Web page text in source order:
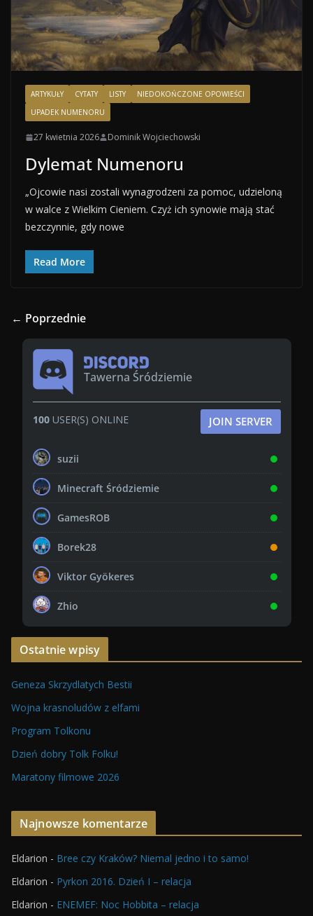
ARTYKUŁY CYTATY LISTY
NIEDOKOŃCZONE OPOWIEŚCI
UPADEK NUMENORU
27 kwietnia 2026 Dominik Wojciechowski
Dylemat Numenoru
„Ojcowie nasi zostali wynagrodzeni za pomoc, udzieloną
w walce z Wielkim Cieniem. Czyż ich synowie mają stać
bezczynnie, gdy nowe
Read More
← Poprzednie
Tawerna Śródziemie
100USER(S) ONLINE JOIN SERVER
suzii
Minecraft Śródziemie
GamesROB
Borek28
Viktor Gyökeres
Zhio
Ostatnie wpisy
Geneza Skrzydlatych Bestii
Wojna krasnoludów z elfami
Program Tolkonu
Dzień dobry Tolk Folku!
Maratony filmowe 2026
Najnowsze komentarze
Eldarion - Bree czy Kraków? Niemal jedno i to samo!
Eldarion - Pyrkon 2016. Dzień I – relacja
Eldarion - ENEMEF: Noc Hobbita – relacja